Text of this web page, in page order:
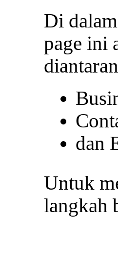
Di
page ini
dan
Untuk
langkah